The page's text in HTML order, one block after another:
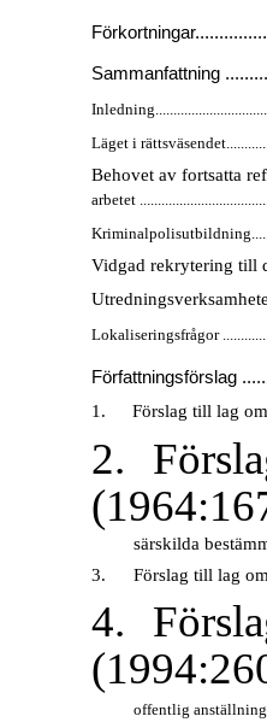
Sammanfattning
Läget i
Behovet av fortsatta
arbetet
Vidgad rekrytering till
Lokaliseringsfrågor
Författningsförslag
1. Förslag till lag
2.
särskilda
3.
Förslag till lag
4.
offentlig anställning